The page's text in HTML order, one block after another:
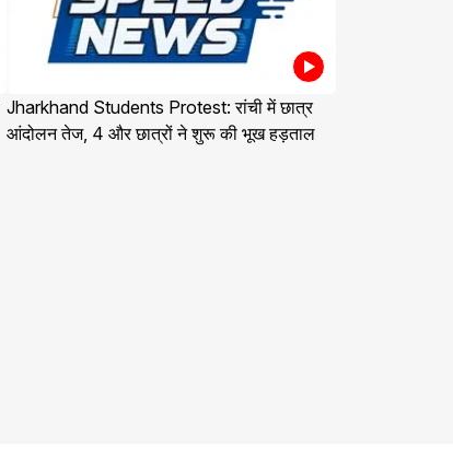
Jharkhand Students Protest: रांची में छात्र
आंदोलन तेज, 4 और छात्रों ने शुरू की भूख हड़ताल